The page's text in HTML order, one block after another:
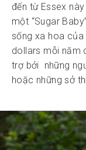
đến từ Essex
một “Sugar
sống xa hoa của
dollars mỗi năm
trợ bởi những
hoặc những sở